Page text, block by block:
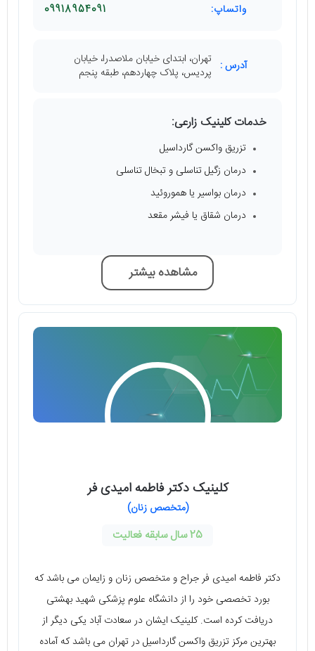
واتساپ: 09918954091
آدرس : تهران، ابتدای خیابان ملاصدرا، خیابان
پردیس، پلاک چهاردهم، طبقه پنجم
خدمات کلینیک زارعی:
تزریق واکسن گارداسیل
درمان زگیل تناسلی و تبخال تناسلی
درمان بواسیر یا هموروئید
درمان شقاق یا فیشر مقعد
مشاهده بیشتر
کلینیک دکتر فاطمه امیدی‌ فر
(متخصص زنان)
25 سال سابقه فعالیت
دکتر فاطمه امیدی فر جراح و متخصص زنان و زایمان می ‌باشد که
بورد تخصصی خود را از دانشگاه علوم پزشکی شهید بهشتی
دریافت کرده است. کلینیک ایشان در سعادت آباد یکی دیگر از
بهترین مرکز تزریق واکسن گارداسیل در تهران می ‌باشد که آماده